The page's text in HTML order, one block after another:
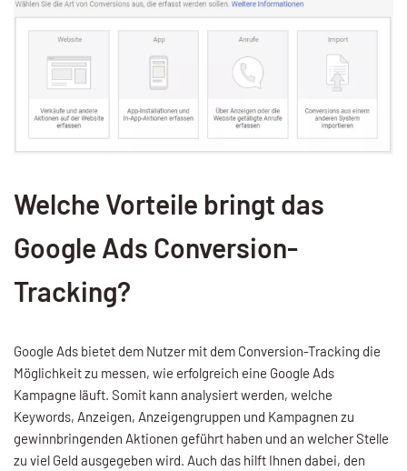
Welche Vorteile bringt das
Google Ads Conversion-
Tracking?
Google Ads bietet dem Nutzer mit dem Conversion-Tracking die
Möglichkeit zu messen, wie erfolgreich eine Google Ads
Kampagne läuft. Somit kann analysiert werden, welche
Keywords, Anzeigen, Anzeigengruppen und Kampagnen zu
gewinnbringenden Aktionen geführt haben und an welcher Stelle
zu viel Geld ausgegeben wird. Auch das hilft Ihnen dabei, den